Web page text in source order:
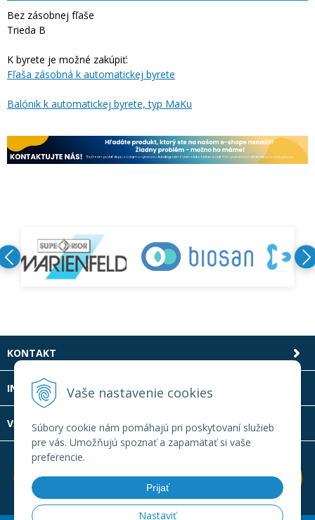
Vaše nastavenie cookies
Súbory cookie nám pomáhajú pri poskytovaní služieb
pre vás. Umožňujú spoznať a zapamätať si vaše
preferencie.
Prijať
Nastaviť
Bez zásobnej fľaše
Trieda B
K byrete je možné zakúpiť:
Fľaša zásobná k automatickej byrete
Balónik k automatickej byrete, typ MaKu
KONTAKT
INFOLINKA
VŠETKO O NÁKUPE